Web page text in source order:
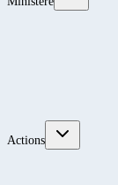
Actions